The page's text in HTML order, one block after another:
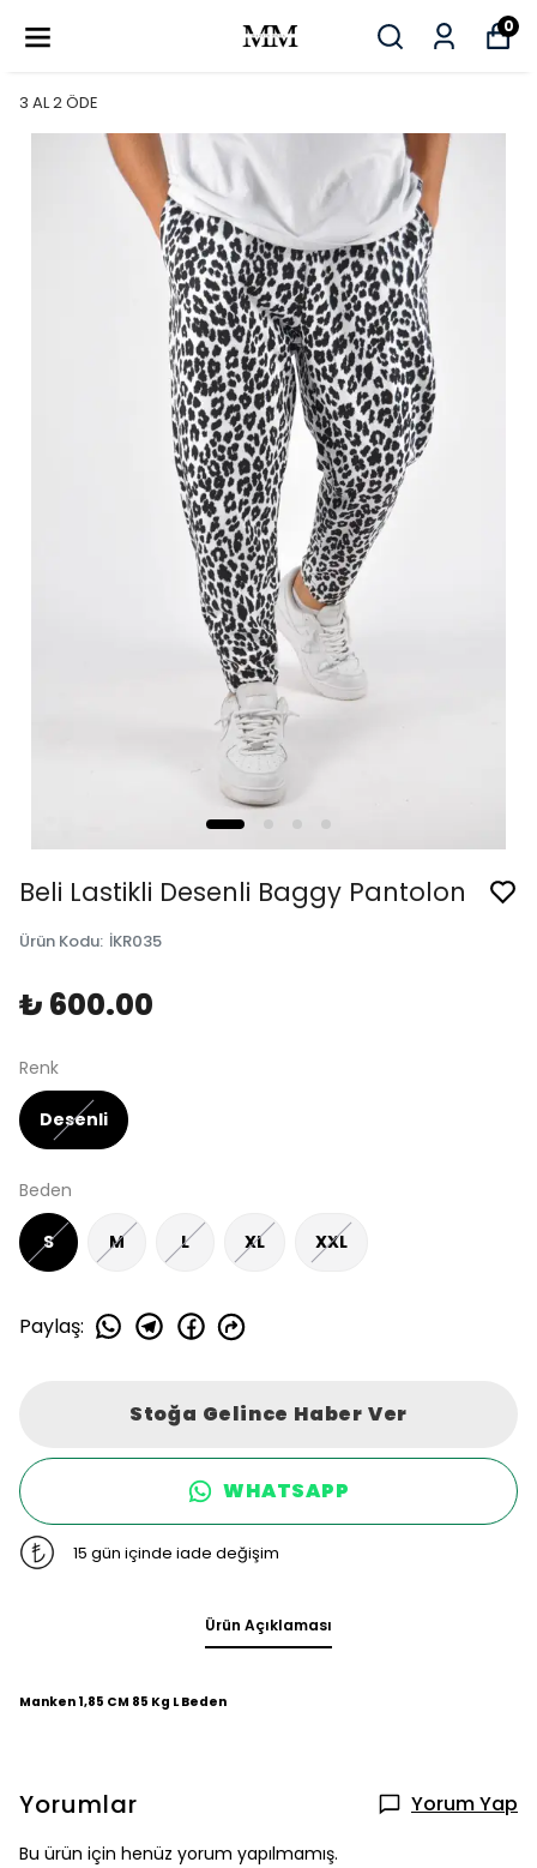
0
3 AL 2 ÖDE
Beli Lastikli Desenli Baggy Pantolon
Ürün Kodu: İKR035
₺ 600.00
Renk
Desenli
Beden
S M L XL XXL
Paylaş:
Stoğa Gelince Haber Ver
WHATSAPP
15 gün içinde iade değişim
Ürün Açıklaması
Manken 1,85 CM 85 Kg L Beden
Yorumlar Yorum Yap
Bu ürün için henüz yorum yapılmamış.